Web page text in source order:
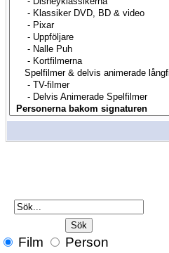
Film Person